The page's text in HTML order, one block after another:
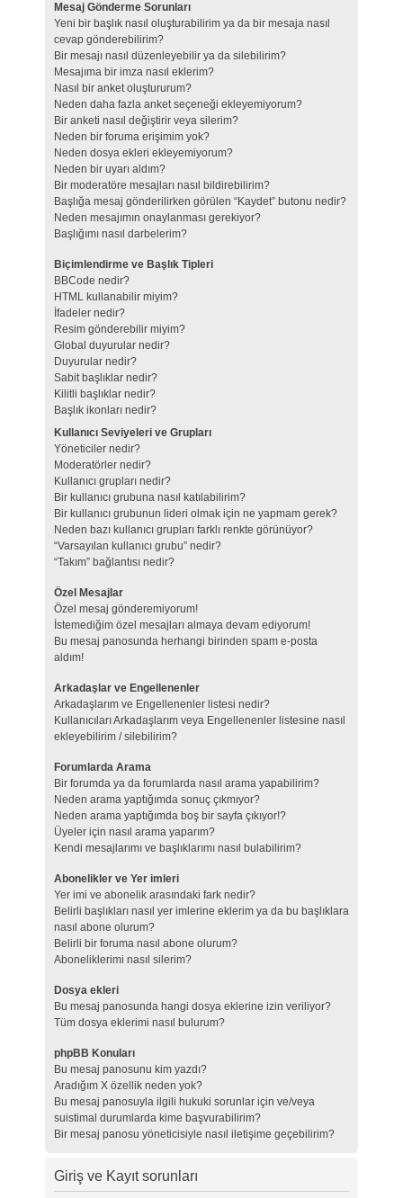
Mesaj Gönderme Sorunları
Yeni bir başlık nasıl oluşturabilirim ya da bir mesaja nasıl
cevap gönderebilirim?
Bir mesajı nasıl düzenleyebilir ya da silebilirim?
Mesajıma bir imza nasıl eklerim?
Nasıl bir anket oluştururum?
Neden daha fazla anket seçeneği ekleyemiyorum?
Bir anketi nasıl değiştirir veya silerim?
Neden bir foruma erişimim yok?
Neden dosya ekleri ekleyemiyorum?
Neden bir uyarı aldım?
Bir moderatöre mesajları nasıl bildirebilirim?
Başlığa mesaj gönderilirken görülen “Kaydet” butonu nedir?
Neden mesajımın onaylanması gerekiyor?
Başlığımı nasıl darbelerim?
Biçimlendirme ve Başlık Tipleri
BBCode nedir?
HTML kullanabilir miyim?
İfadeler nedir?
Resim gönderebilir miyim?
Global duyurular nedir?
Duyurular nedir?
Sabit başlıklar nedir?
Kilitli başlıklar nedir?
Başlık ikonları nedir?
Kullanıcı Seviyeleri ve Grupları
Yöneticiler nedir?
Moderatörler nedir?
Kullanıcı grupları nedir?
Bir kullanıcı grubuna nasıl katılabilirim?
Bir kullanıcı grubunun lideri olmak için ne yapmam gerek?
Neden bazı kullanıcı grupları farklı renkte görünüyor?
“Varsayılan kullanıcı grubu” nedir?
“Takım” bağlantısı nedir?
Özel Mesajlar
Özel mesaj gönderemiyorum!
İstemediğim özel mesajları almaya devam ediyorum!
Bu mesaj panosunda herhangi birinden spam e-posta
aldım!
Arkadaşlar ve Engellenenler
Arkadaşlarım ve Engellenenler listesi nedir?
Kullanıcıları Arkadaşlarım veya Engellenenler listesine nasıl
ekleyebilirim / silebilirim?
Forumlarda Arama
Bir forumda ya da forumlarda nasıl arama yapabilirim?
Neden arama yaptığımda sonuç çıkmıyor?
Neden arama yaptığımda boş bir sayfa çıkıyor!?
Üyeler için nasıl arama yaparım?
Kendi mesajlarımı ve başlıklarımı nasıl bulabilirim?
Abonelikler ve Yer imleri
Yer imi ve abonelik arasındaki fark nedir?
Belirli başlıkları nasıl yer imlerine eklerim ya da bu başlıklara
nasıl abone olurum?
Belirli bir foruma nasıl abone olurum?
Aboneliklerimi nasıl silerim?
Dosya ekleri
Bu mesaj panosunda hangi dosya eklerine izin veriliyor?
Tüm dosya eklerimi nasıl bulurum?
phpBB Konuları
Bu mesaj panosunu kim yazdı?
Aradığım X özellik neden yok?
Bu mesaj panosuyla ilgili hukuki sorunlar için ve/veya
suistimal durumlarda kime başvurabilirim?
Bir mesaj panosu yöneticisiyle nasıl iletişime geçebilirim?
Giriş ve Kayıt sorunları